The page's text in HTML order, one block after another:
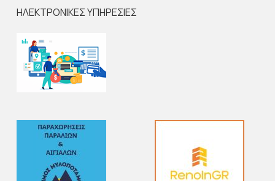
ΗΛΕΚΤΡΟΝΙΚΕΣ ΥΠΗΡΕΣΙΕΣ